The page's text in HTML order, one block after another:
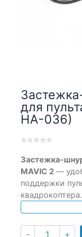
для
HA-036)
out
of
on
customer
ratings
Застежка-
MAVIC 2 —
поддержки
квадрокоптера.
- Количество
+